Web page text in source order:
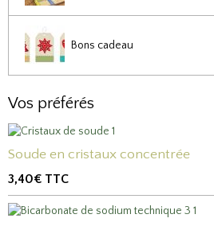
Bons cadeau
Vos préférés
Soude en cristaux concentrée
3,40€ TTC